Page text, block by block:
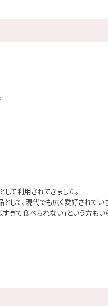
て利用されてきました。
て、現代でも広く愛好されてい
て食べられない」という方もい